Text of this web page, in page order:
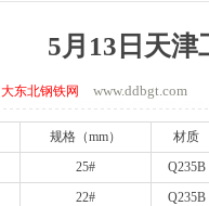
5月13日天
大东北钢铁网 www.ddbgt.com
规格（mm） 材质
25# Q235B
22# Q235B